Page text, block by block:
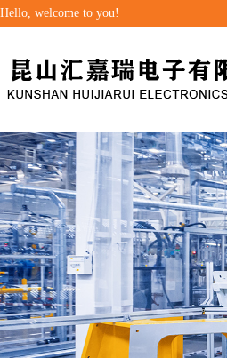
Hello, welcome to you!